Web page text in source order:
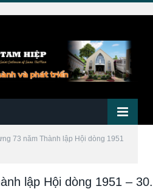
73 năm Thành lập Hội dòng 1951
lập Hội dòng 1951 –